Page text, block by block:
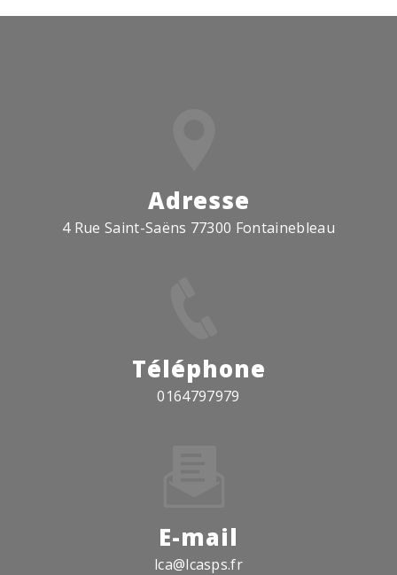
Adresse
4 Rue Saint-Saëns 77300 Fontainebleau
Téléphone
0164797979
E-mail
lca@lcasps.fr